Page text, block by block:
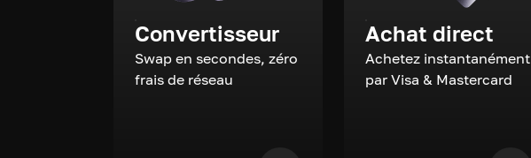
Convertisseur
Swap en secondes, zéro
frais de réseau
Achat direct
Achetez instantanément
par Visa & Mastercard